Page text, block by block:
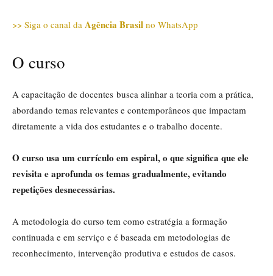
>> Siga o canal da Agência Brasil no WhatsApp
O curso
A capacitação de docentes busca alinhar a teoria com a prática,
abordando temas relevantes e contemporâneos que impactam
diretamente a vida dos estudantes e o trabalho docente.
O curso usa um currículo em espiral, o que significa que ele
revisita e aprofunda os temas gradualmente, evitando
repetições desnecessárias.
A metodologia do curso tem como estratégia a formação
continuada e em serviço e é baseada em metodologias de
reconhecimento, intervenção produtiva e estudos de casos.